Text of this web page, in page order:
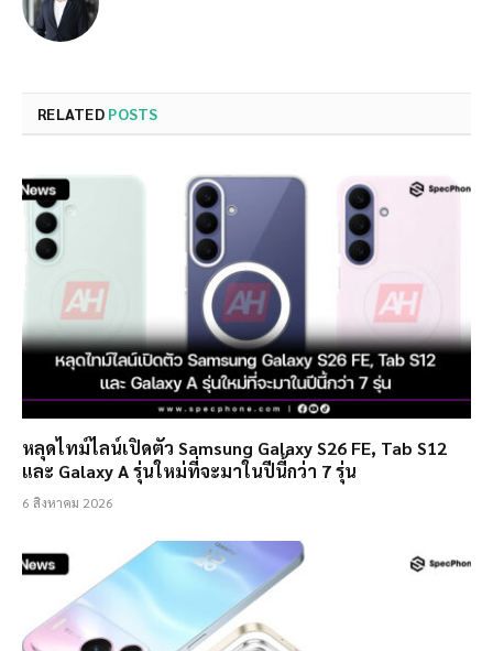
RELATED POSTS
หลุดไทม์ไลน์เปิดตัว Samsung Galaxy S26 FE, Tab S12
และ Galaxy A รุ่นใหม่ที่จะมาในปีนี้กว่า 7 รุ่น
6 สิงหาคม 2026